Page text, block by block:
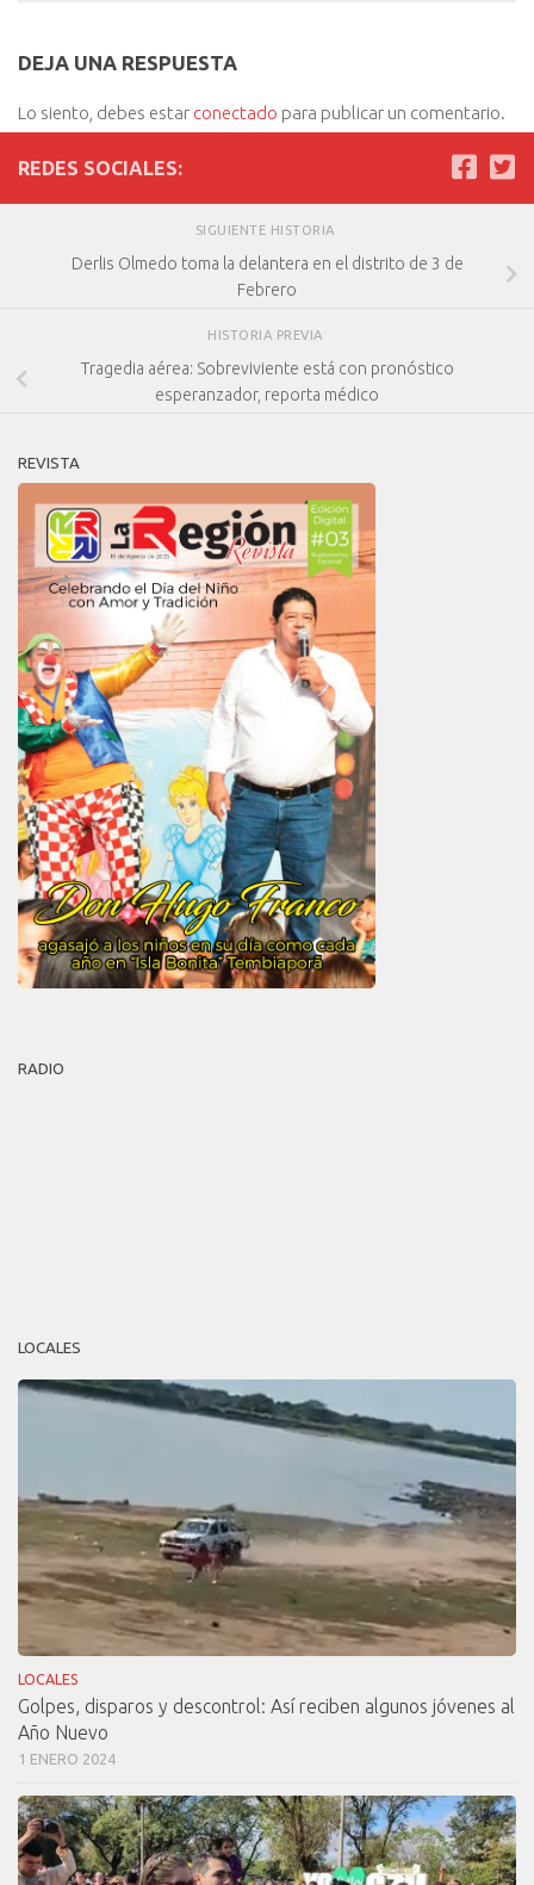
DEJA UNA RESPUESTA
Lo siento, debes estar conectado para publicar un comentario.
REDES SOCIALES:
SIGUIENTE HISTORIA
Derlis Olmedo toma la delantera en el distrito de 3 de
Febrero
HISTORIA PREVIA
Tragedia aérea: Sobreviviente está con pronóstico
esperanzador, reporta médico
REVISTA
RADIO
LOCALES
LOCALES
Golpes, disparos y descontrol: Así reciben algunos jóvenes al
Año Nuevo
1 ENERO 2024